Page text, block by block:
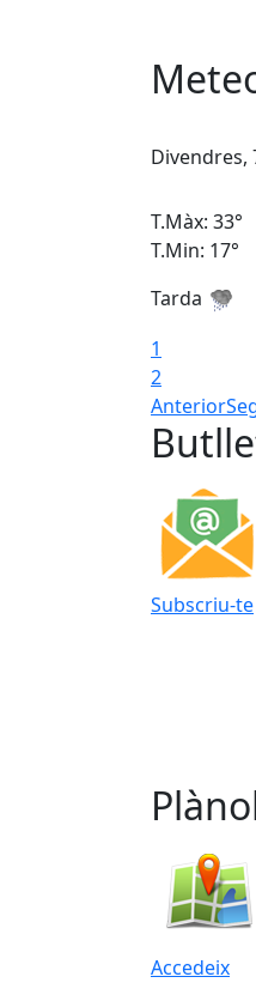
Divendres,
T.Màx: 33°
T.Min: 17°
Tarda
1
2
Anterior
Subscriu-te
Accedeix